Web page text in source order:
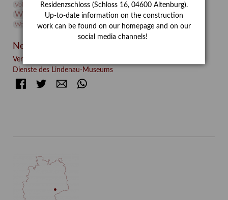
Volontariat
Walter Rheiner Weihnachten Werefkin
Werkbetrachtung Winter Wissenschaft
Wolf and Dog
Wolf und Hund
Zirkuswoche
Neueste Beiträge
Verschenkt, verkauft, vergessen? – Kunstdetektivinnen im
Dienste des Lindenau-Museums
FacebookTwitter E-mail
Residenzschloss (Schloss 16, 04600 Altenburg).
Up-to-date information on the construction
work can be found on our homepage and on our
social media channels!